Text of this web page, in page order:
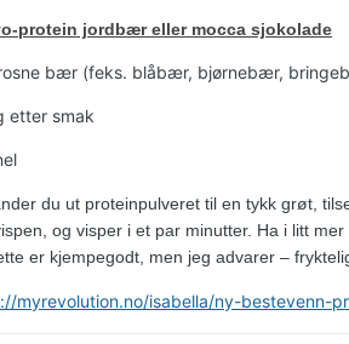
protein jordbær eller mocca sjokolade
bær (feks. blåbær, bjørnebær,
etter smak
du ut proteinpulveret til en tykk grøt,
og visper i et par minutter. Ha i litt
er kjempegodt, men jeg advarer –
myrevolution.no/isabella/ny-bestevenn-